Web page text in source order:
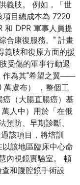
義肢。 例如，「世
項目總成本為 7220
和 DPR 軍事人員提
合康復服務。” 計畫
義肢和復原方面的援
受傷的軍事行動退
作為其“希望之翼——
萬盧布） ，整個工
（大腸直腸癌）基
人中）用於「在俄
預防、早期診斷、
該項目，將培訓
該地區臨床中心命
內視鏡實驗室。 頓
和腹腔鏡手術設